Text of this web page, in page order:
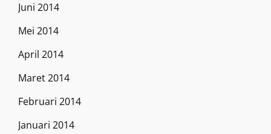
Juni 2014
Mei 2014
April 2014
Maret 2014
Februari 2014
Januari 2014